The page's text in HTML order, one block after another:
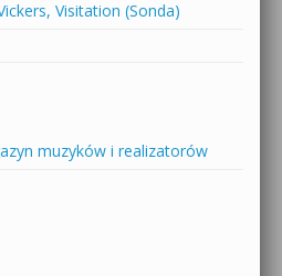
Visitation (Sonda)
muzyków i realizatorów